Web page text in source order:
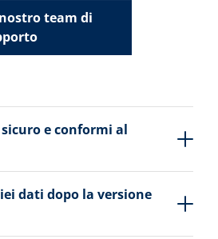
team di
e conformi al
dati dopo la versione